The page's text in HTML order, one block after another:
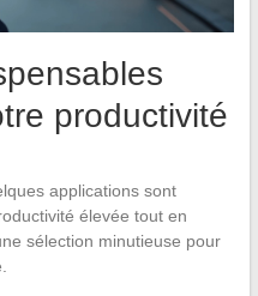
productivité
applications sont
élevée tout en
sélection minutieuse pour